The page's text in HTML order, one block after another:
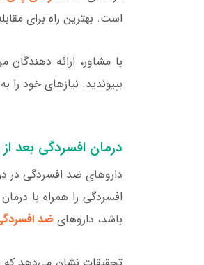
است. بهترین راه برای
با مشاور، ارائه
بپیوندید. نیازهای خود
درمان افسردگی بعد
داروهای ضد افسردگی در
افسردگی را همراه با
باشد، داروهای ضد